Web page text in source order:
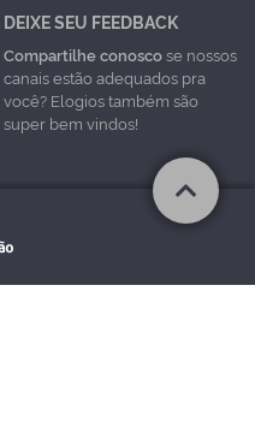
DEIXE SEU FEEDBACK
Compartilhe conoscose nossos
canais estão adequados pra
você? Elogios também são
super bem vindos!